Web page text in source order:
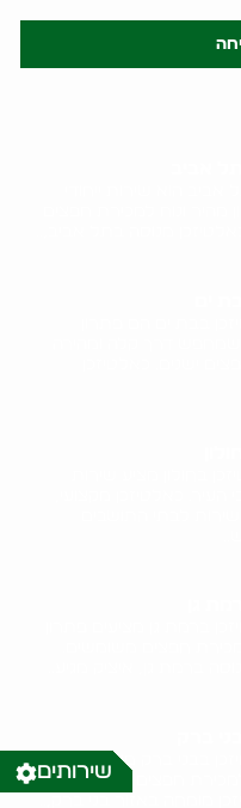
בבני ברק מציעים פתרון
למכירת חפצים משומשים.
שירותים